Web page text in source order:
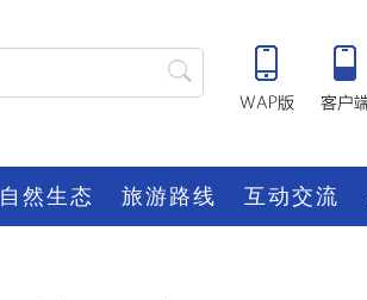
自然生态 旅游路线 互动交流